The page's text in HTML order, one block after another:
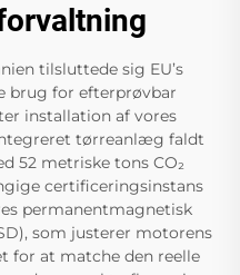
tilsluttede sig EU’s
brug for efterprøvbar
installation af vores
tørreanlæg faldt
52 metriske tons CO₂
certificeringsinstans
permanentmagnetisk
som justerer motorens
for at matche den reelle